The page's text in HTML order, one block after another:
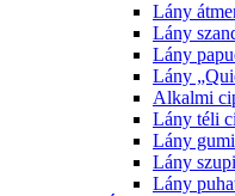
Lány
Lány
Lány
Lány
Alkalmi
Lány téli
Lány
Lány
Lány